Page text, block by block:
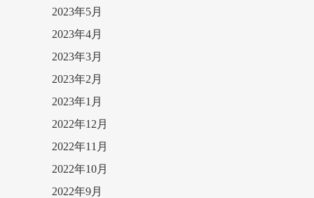
2023年5月
2023年4月
2023年3月
2023年2月
2023年1月
2022年12月
2022年11月
2022年10月
2022年9月